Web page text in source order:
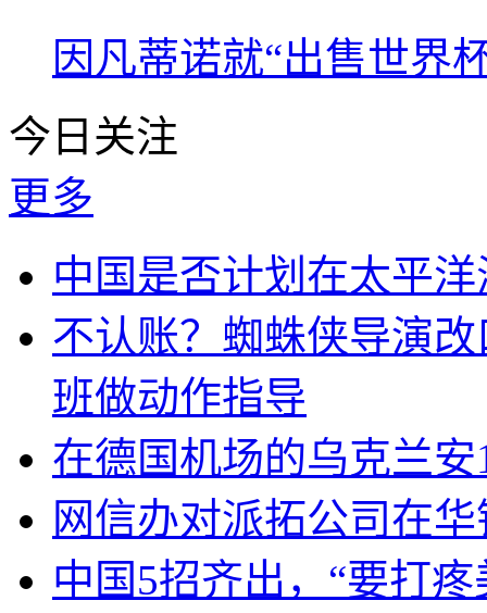
因凡蒂诺就“出售世界
今日关注
更多
中国是否计划在太平
不认账？蜘蛛侠导演
班做动作指导
在德国机场的乌克兰
网信办对派拓公司在
中国5招齐出，“要打